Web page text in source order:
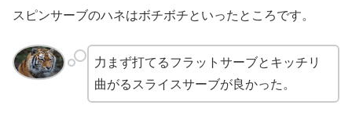
スピンサーブのハネはボチボチといったところです。
力まず打てるフラットサーブとキッチリ
曲がるスライスサーブが良かった。